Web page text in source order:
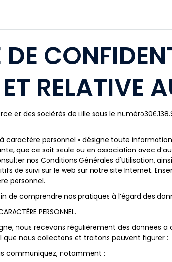
RELATIVE
et des sociétés de Lille sous le
caractère personnel » désigne toute
que ce soit seule ou en association avec
nos Conditions Générales d'Utilisation,
de suivi sur le web sur notre site Internet.
personnel.
de comprendre nos pratiques à l’égard des
PERSONNEL.
nous recevons régulièrement des données
que nous collectons et traitons peuvent figurer :
communiquez, notamment :